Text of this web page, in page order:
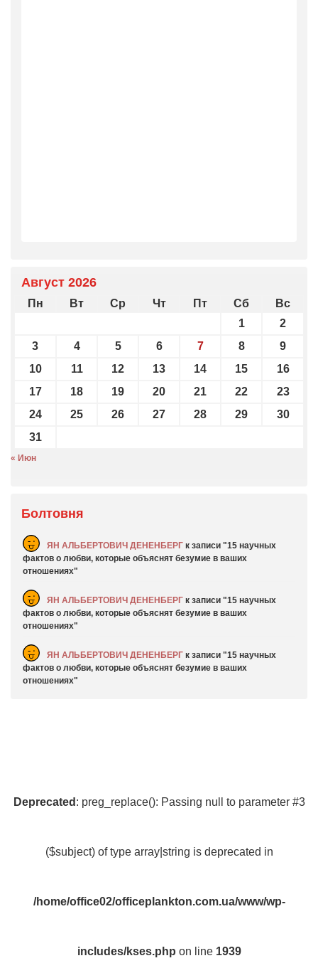
Август 2026
Пн Вт Ср Чт Пт Сб
Вс
1
2
3
4 5 6 7 8
9
10
11 12 13 14 15
16
17
18 19 20 21 22
23
24
25 26 27 28 29
30
31
« Июн
Болтовня
ЯН АЛЬБЕРТОВИЧ ДЕНЕНБЕРГ к записи
15 научных
фактов о любви, которые объяснят безумие в ваших
отношениях
ЯН АЛЬБЕРТОВИЧ ДЕНЕНБЕРГ к записи
15 научных
фактов о любви, которые объяснят безумие в ваших
отношениях
ЯН АЛЬБЕРТОВИЧ ДЕНЕНБЕРГ к записи
15 научных
фактов о любви, которые объяснят безумие в ваших
отношениях
Deprecated : preg_replace(): Passing null to parameter #3
($subject) of type array|string is deprecated in
/home/office02/officeplankton.com.ua/www/wp-
includes/kses.php on line 1939